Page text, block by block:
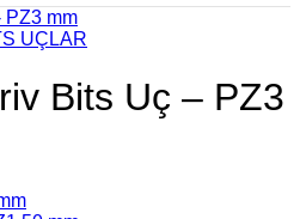
UÇLAR
Bits Uç – PZ3